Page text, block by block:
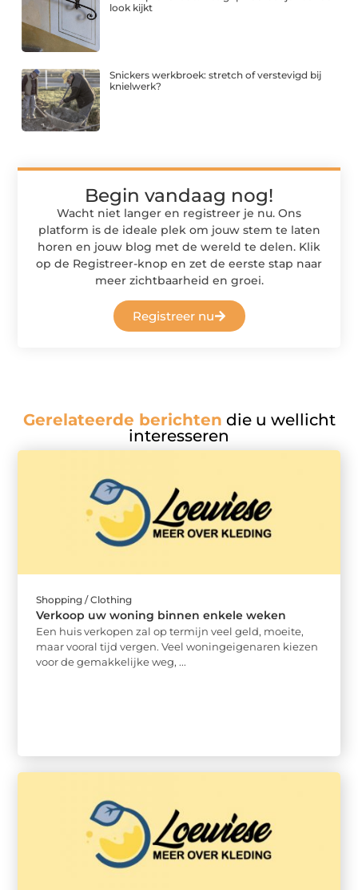
look kijkt
Snickers werkbroek: stretch of verstevigd bij
knielwerk?
Begin vandaag nog!
Wacht niet langer en registreer je nu. Ons
platform is de ideale plek om jouw stem te laten
horen en jouw blog met de wereld te delen. Klik
op de Registreer-knop en zet de eerste stap naar
meer zichtbaarheid en groei.
Registreer nu
Gerelateerde berichten die u wellicht
interesseren
Shopping / Clothing
Verkoop uw woning binnen enkele weken
Een huis verkopen zal op termijn veel geld, moeite,
maar vooral tijd vergen. Veel woningeigenaren kiezen
voor de gemakkelijke weg, ...